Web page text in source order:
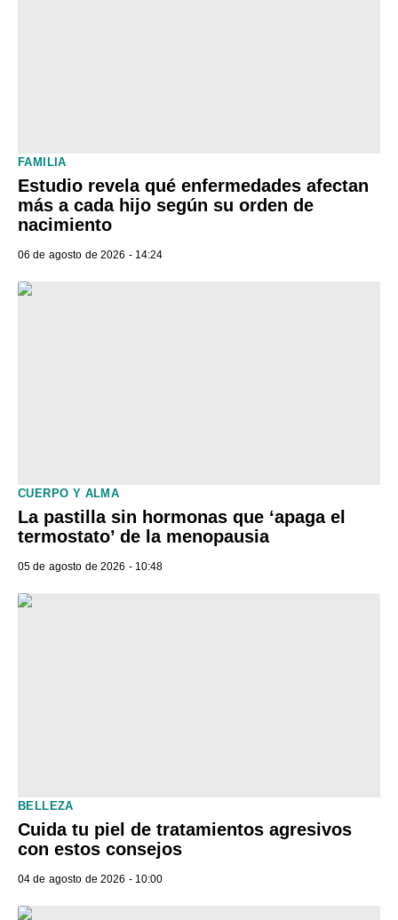
FAMILIA
Estudio revela qué enfermedades afectan
más a cada hijo según su orden de
nacimiento
06 de agosto de 2026 - 14:24
CUERPO Y ALMA
La pastilla sin hormonas que ‘apaga el
termostato’ de la menopausia
05 de agosto de 2026 - 10:48
BELLEZA
Cuida tu piel de tratamientos agresivos
con estos consejos
04 de agosto de 2026 - 10:00